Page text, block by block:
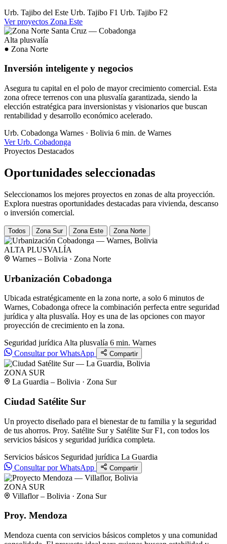
Urb. Tajibo del Este Urb. Tajibo F1 Urb. Tajibo F2
Ver proyectos Zona Este
Alta plusvalía
Zona Norte
Inversión inteligente y negocios
Asegura tu capital en el polo de mayor crecimiento comercial. Esta
zona ofrece terrenos con una plusvalía garantizada, siendo la
elección estratégica para inversionistas y visionarios que buscan
rentabilidad y desarrollo económico acelerado.
Urb. Cobadonga Warnes · Bolivia 6 min. de Warnes
Ver Urb. Cobadonga
Proyectos Destacados
Oportunidades seleccionadas
Seleccionamos los mejores proyectos en zonas de alta proyección.
Explora nuestras oportunidades destacadas para vivienda, descanso
o inversión comercial.
Todos Zona Sur Zona Este Zona Norte
ALTA PLUSVALÍA
Warnes – Bolivia · Zona Norte
Urbanización Cobadonga
Ubicada estratégicamente en la zona norte, a solo 6 minutos de
Warnes, Cobadonga ofrece la combinación perfecta entre seguridad
jurídica y alta plusvalía. Hoy es una de las opciones con mayor
proyección de crecimiento en la zona.
Seguridad jurídica Alta plusvalía 6 min. Warnes
Consultar por WhatsApp
Compartir
ZONA SUR
La Guardia – Bolivia · Zona Sur
Ciudad Satélite Sur
Un proyecto diseñado para el bienestar de tu familia y la seguridad
de tus ahorros. Proy. Satélite Sur y Satélite Sur F1, con todos los
servicios básicos y seguridad jurídica completa.
Servicios básicos Seguridad jurídica La Guardia
Consultar por WhatsApp
Compartir
ZONA SUR
Villaflor – Bolivia · Zona Sur
Proy. Mendoza
Mendoza cuenta con servicios básicos completos y una comunidad